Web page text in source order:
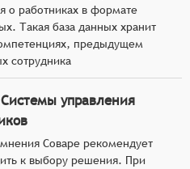
о работниках в формате
Такая база данных хранит
предыдущем
сотрудника
управления
Соваре рекомендует
к выбору решения. При